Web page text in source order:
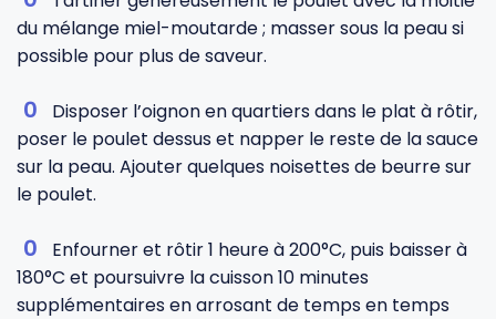
du mélange miel-moutarde ; masser sous la peau si
possible pour plus de saveur.
Disposer l’oignon en quartiers dans le plat à rôtir,
poser le poulet dessus et napper le reste de la sauce
sur la peau. Ajouter quelques noisettes de beurre sur
le poulet.
Enfourner et rôtir 1 heure à 200°C, puis baisser à
180°C et poursuivre la cuisson 10 minutes
supplémentaires en arrosant de temps en temps